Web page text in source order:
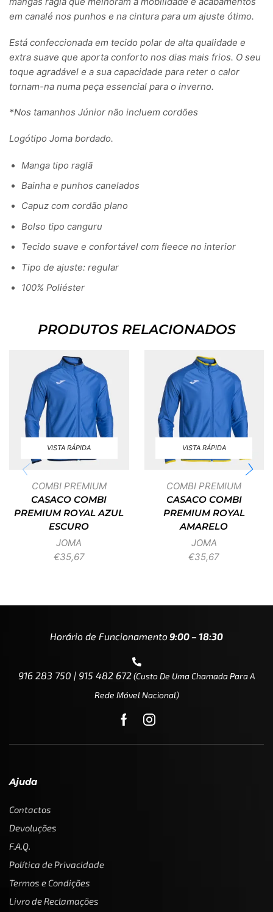
em canalé nos punhos e na cintura para um ajuste ótimo.
Está confeccionada em tecido polar de alta qualidade e
extra suave que aporta conforto nos dias mais frios. O seu
toque agradável e a sua capacidade para reter o calor
tornam-na numa peça essencial para o inverno.
*Nos tamanhos Júnior não incluem cordões
Logótipo Joma bordado.
Manga tipo raglã
Bainha e punhos canelados
Capuz com cordão plano
Bolso tipo canguru
Tecido suave e confortável com fleece no interior
Tipo de ajuste: regular
100% Poliéster
PRODUTOS RELACIONADOS
VISTA RÁPIDA
COMBI PREMIUM
CASACO COMBI
PREMIUM ROYAL AZUL
ESCURO
JOMA
€35,67
VISTA RÁPIDA
COMBI PREMIUM
CASACO COMBI
PREMIUM ROYAL
AMARELO
JOMA
€35,67
Horário de Funcionamento9:00 – 18:30
916 283 750 | 915 482 672(custo De Uma Chamada Para A
Rede Móvel Nacional)
Ajuda
Contactos
Devoluções
F.A.Q.
Política de Privacidade
Termos e Condições
Livro de Reclamações